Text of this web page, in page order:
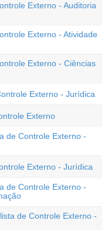
Externo - Auditoria
Externo - Atividade
Externo - Ciências
Externo - Jurídica
Externo
de Controle Externo -
Externo - Jurídica
de Controle Externo -
de Controle Externo -